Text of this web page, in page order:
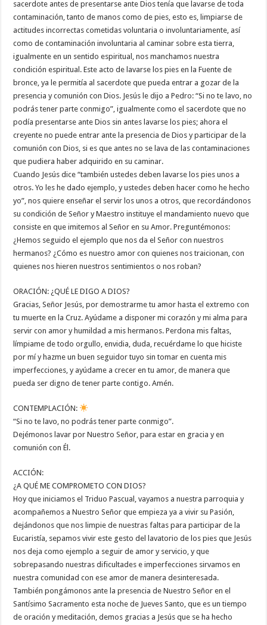
sacerdote antes de presentarse ante Dios tenía que lavarse de toda
contaminación, tanto de manos como de pies, esto es, limpiarse de
actitudes incorrectas cometidas voluntaria o involuntariamente, así
como de contaminación involuntaria al caminar sobre esta tierra,
igualmente en un sentido espiritual, nos manchamos nuestra
condición espiritual. Este acto de lavarse los pies en la Fuente de
bronce, ya le permitía al sacerdote que pueda entrar a gozar de la
presencia y comunión con Dios. Jesús le dijo a Pedro: “Si no te lavo, no
podrás tener parte conmigo”, igualmente como el sacerdote que no
podía presentarse ante Dios sin antes lavarse los pies; ahora el
creyente no puede entrar ante la presencia de Dios y participar de la
comunión con Dios, si es que antes no se lava de las contaminaciones
que pudiera haber adquirido en su caminar.
Cuando Jesús dice “también ustedes deben lavarse los pies unos a
otros. Yo les he dado ejemplo, y ustedes deben hacer como he hecho
yo”, nos quiere enseñar el servir los unos a otros, que recordándonos
su condición de Señor y Maestro instituye el mandamiento nuevo que
consiste en que imitemos al Señor en su Amor. Preguntémonos:
¿Hemos seguido el ejemplo que nos da el Señor con nuestros
hermanos? ¿Cómo es nuestro amor con quienes nos traicionan, con
quienes nos hieren nuestros sentimientos o nos roban?
ORACIÓN: ¿QUÉ LE DIGO A DIOS?
Gracias, Señor Jesús, por demostrarme tu amor hasta el extremo con
tu muerte en la Cruz. Ayúdame a disponer mi corazón y mi alma para
servir con amor y humildad a mis hermanos. Perdona mis faltas,
límpiame de todo orgullo, envidia, duda, recuérdame lo que hiciste
por mí y hazme un buen seguidor tuyo sin tomar en cuenta mis
imperfecciones, y ayúdame a crecer en tu amor, de manera que
pueda ser digno de tener parte contigo. Amén.
CONTEMPLACIÓN:
“Si no te lavo, no podrás tener parte conmigo”.
Dejémonos lavar por Nuestro Señor, para estar en gracia y en
comunión con Él.
ACCIÓN:
¿A QUÉ ME COMPROMETO CON DIOS?
Hoy que iniciamos el Triduo Pascual, vayamos a nuestra parroquia y
acompañemos a Nuestro Señor que empieza ya a vivir su Pasión,
dejándonos que nos limpie de nuestras faltas para participar de la
Eucaristía, sepamos vivir este gesto del lavatorio de los pies que Jesús
nos deja como ejemplo a seguir de amor y servicio, y que
sobrepasando nuestras dificultades e imperfecciones sirvamos en
nuestra comunidad con ese amor de manera desinteresada.
También pongámonos ante la presencia de Nuestro Señor en el
Santísimo Sacramento esta noche de Jueves Santo, que es un tiempo
de oración y meditación, demos gracias a Jesús que se ha hecho